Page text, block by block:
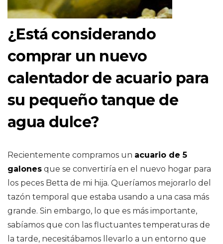
¿Está considerando
comprar un nuevo
calentador de acuario para
su pequeño tanque de
agua dulce?
Recientemente compramos un acuario de 5
galones que se convertiría en el nuevo hogar para
los peces Betta de mi hija. Queríamos mejorarlo del
tazón temporal que estaba usando a una casa más
grande. Sin embargo, lo que es más importante,
sabíamos que con las fluctuantes temperaturas de
la tarde, necesitábamos llevarlo a un entorno que